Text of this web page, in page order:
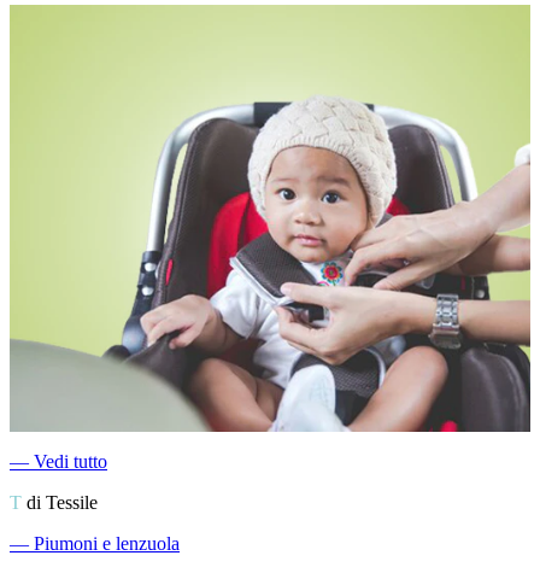
― Vedi tutto
T di Tessile
― Piumoni e lenzuola